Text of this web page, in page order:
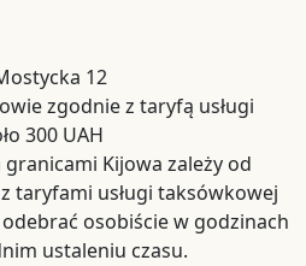
12
zgodnie z taryfą usługi
300 UAH
Kijowa zależy od
taryfami usługi taksówkowej
osobiście w godzinach
ustaleniu czasu.